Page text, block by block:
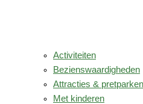
Activiteiten
Bezienswaardigheden
Attracties & pretparken
Met kinderen